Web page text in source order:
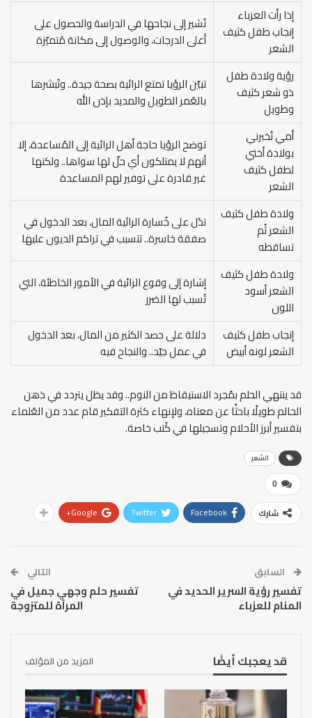
إذا رأت العزباء
إنجاب طفل كثيف
الشعر
تُشير إلى نجاحها في الدراسة والحصول على
أعلى الدرجات، والوصول إلى مكانة مُتميّزة
رؤية ولادة طفل
ذو شعر كثيف
وطويل
تبيّن الرؤيا تمتع الرائية بصحة جيدة.. وتُبشرها
بالعُمر الطويل والمديد بإذن الله
أمي تُخبرني
بولادة أختي
لطفل كثيف
الشعر
توضح الرؤيا حاجة أهل الرائية إلى المُساعدة، إلا
أنهم لا يمتلكون أي حلّ لها سواها.. ولكنها
غير قادرة على توفير لهم المساعدة
ولادة طفل كثيف
الشعر ثُم
تساقطه
تدُل على خُسارة الرائية المال، بعد الدخول في
صفقة خاسرة.. تتسبب في تراكم الديون عليها
ولادة طفل كثيف
الشعر أسود
اللون
إشارة إلى وقوع الرائية في الأمور الخاطئة، التي
تُسبب لها الضرر
إنجاب طفل كثيف
الشعر لونه أبيض
دلالة على حصد الكثير من المال، بعد الدخول
في عمل جيّد.. والنجاح فيه
قد ينتهي الحلم بمُجرد الاستيقاظ من النوم.. وقد يظل يتردد في ذهن
الحالم طويلًا باحثًا عن معناه، ولإنهاء كثرة التفكير قام عدد من العُلماء
بتفسير أبرز الأحلام وتسجيلها في كُتب خاصة.
الشعر
0
شارك Facebook
Twitter
Google+
السابق
تفسير رؤية السرير الحديد في
المنام للعزباء
التالي
تفسير حلم وجهي جميل في
المرآة للمتزوجة
قد يعجبك أيضًا المزيد من المؤلف